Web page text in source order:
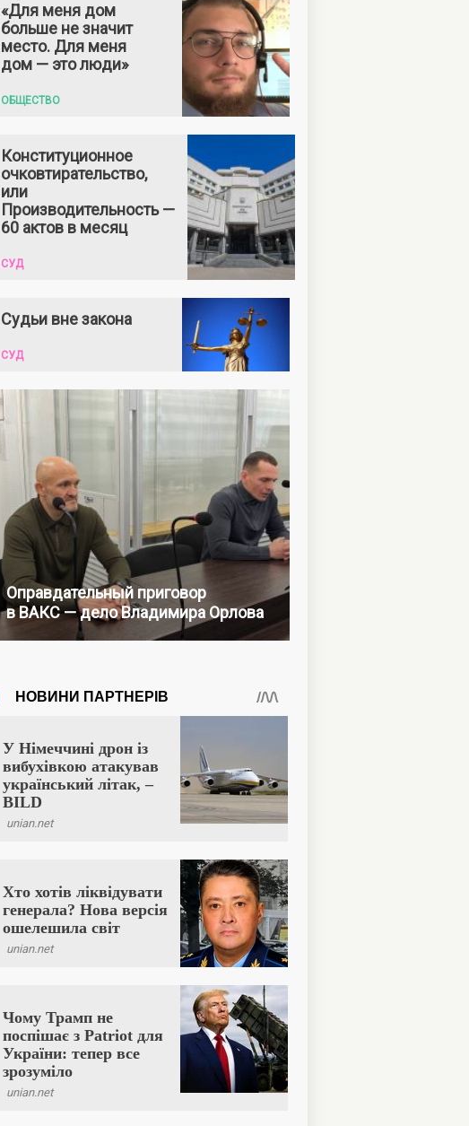
«Для меня дом
больше не значит
место. Для меня
дом — это люди»
ОБЩЕСТВО
Конституционное
очковтирательство,
или
Производительность —
60 актов в месяц
СУД
Судьи вне закона
СУД
Оправдательный приговор
в ВАКС — дело Владимира Орлова